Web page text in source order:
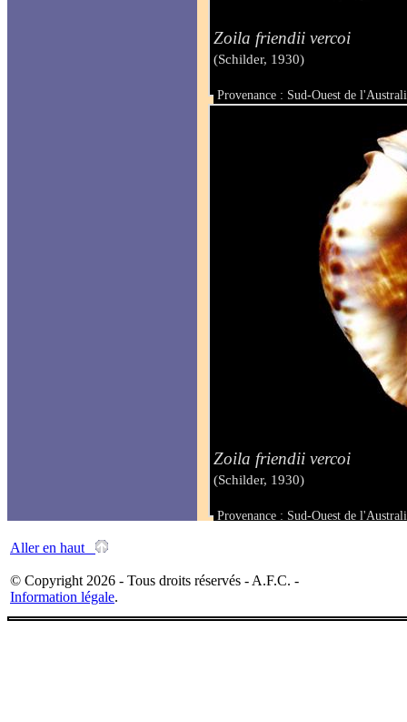
Zoila friendii vercoi
(Schilder, 1930)
Provenance : Sud-Ouest de
Taille : 88 mm
Zoila friendii vercoi
(Schilder, 1930)
Provenance : Sud-Ouest de
Aller en haut
© Copyright 2026 - Tous droits réservés - A.F.C. -
Information légale.